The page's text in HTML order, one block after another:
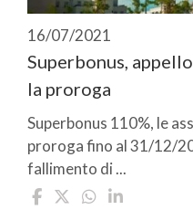
16/07/2021
Superbonus,
la proroga
Superbonus 110%, le
proroga fino al 31/12/
fallimento di ...